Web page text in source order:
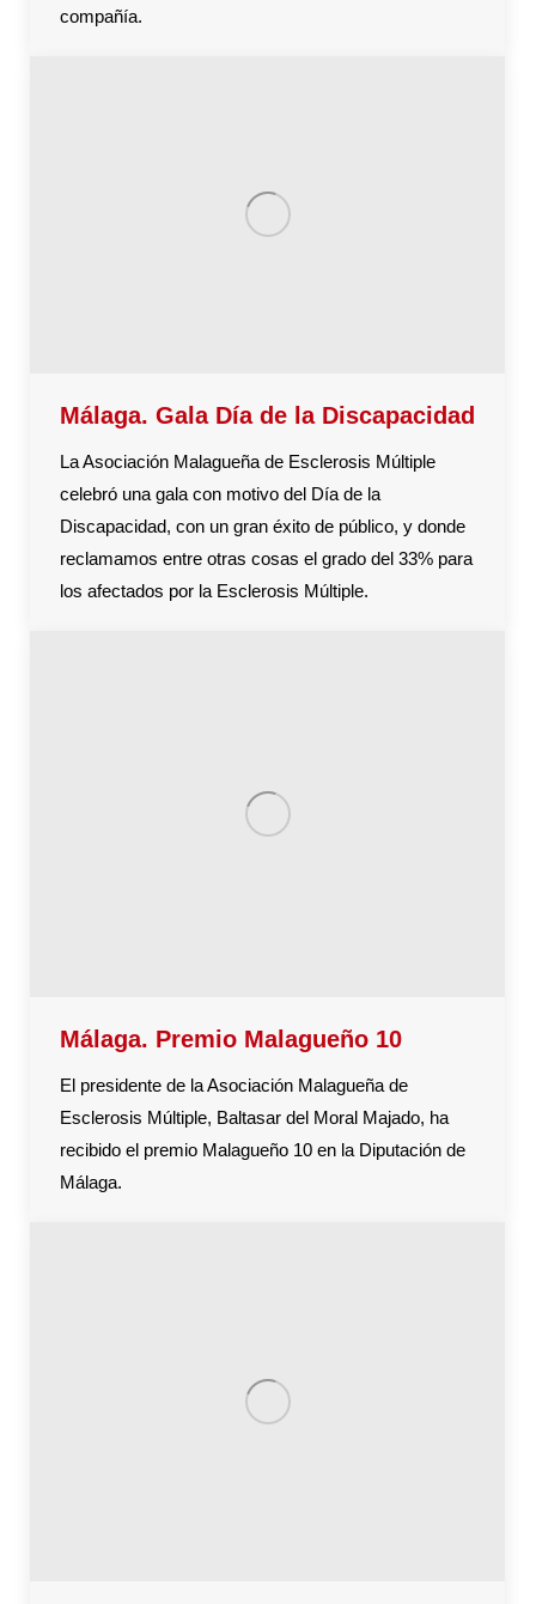
compañía.
Málaga. Gala Día de la Discapacidad
La Asociación Malagueña de Esclerosis Múltiple
celebró una gala con motivo del Día de la
Discapacidad, con un gran éxito de público, y donde
reclamamos entre otras cosas el grado del 33% para
los afectados por la Esclerosis Múltiple.
Málaga. Premio Malagueño 10
El presidente de la Asociación Malagueña de
Esclerosis Múltiple, Baltasar del Moral Majado, ha
recibido el premio Malagueño 10 en la Diputación de
Málaga.